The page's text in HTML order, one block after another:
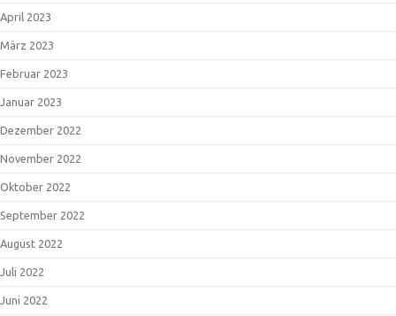
April 2023
März 2023
Februar 2023
Januar 2023
Dezember 2022
November 2022
Oktober 2022
September 2022
August 2022
Juli 2022
Juni 2022